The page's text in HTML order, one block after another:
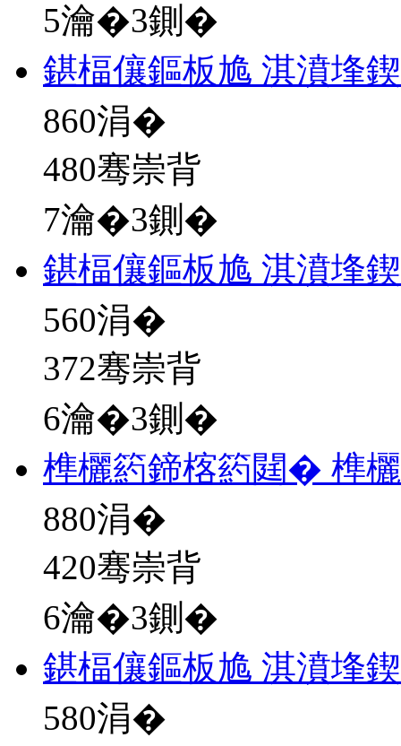
5瀹�3鍘�
鍖楅儴鏂板尯 淇濆埄
860涓�
480骞崇背
7瀹�3鍘�
鍖楅儴鏂板尯 淇濆埄
560涓�
372骞崇背
6瀹�3鍘�
榫欐箹鍗楁箹閮� 榫
880涓�
420骞崇背
6瀹�3鍘�
鍖楅儴鏂板尯 淇濆埄
580涓�